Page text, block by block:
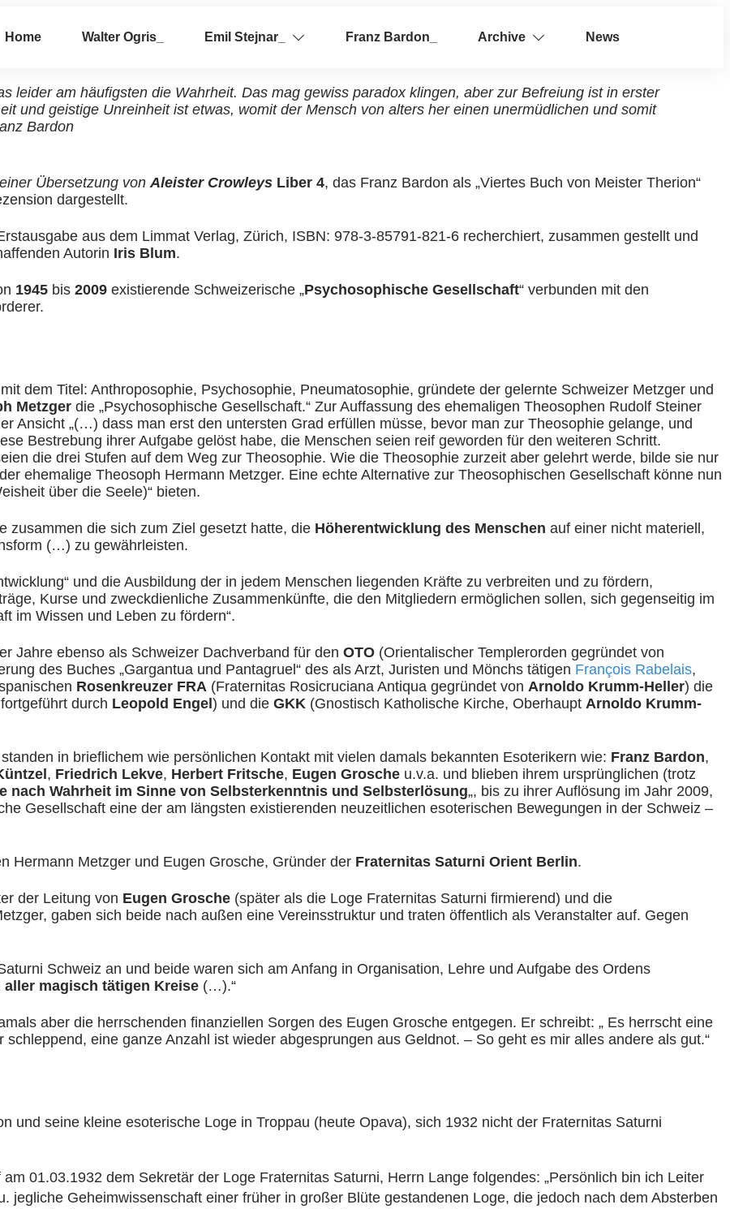
Home Walter Ogris_ Emil Stejnar_ Franz Bardon_ Archive News
leider am häufigsten die Wahrheit. Das mag gewiss paradox klingen, aber zur Befreiung ist in erster
und geistige Unreinheit ist etwas, womit der Mensch von alters her einen unermüdlichen und somit
Bardon
Übersetzung vonAleister Crowleys Liber 4, das Franz Bardon als „Viertes Buch von Meister Therion“
dargestellt.
aus dem Limmat Verlag, Zürich, ISBN: 978-3-85791-821-6 recherchiert, zusammen gestellt und
Autorin Iris Blum.
1945 bis 2009 existierende Schweizerische „Psychosophische Gesellschaft“ verbunden mit den
mit dem Titel: Anthroposophie, Psychosophie, Pneumatosophie, gründete der gelernte Schweizer Metzger und
Metzger die „Psychosophische Gesellschaft.“ Zur Auffassung des ehemaligen Theosophen Rudolf Steiner
Ansicht „(…) dass man erst den untersten Grad erfüllen müsse, bevor man zur Theosophie gelange, und
Bestrebung ihrer Aufgabe gelöst habe, die Menschen seien reif geworden für den weiteren Schritt.
die drei Stufen auf dem Weg zur Theosophie. Wie die Theosophie zurzeit aber gelehrt werde, bilde sie nur
ehemalige Theosoph Hermann Metzger. Eine echte Alternative zur Theosophischen Gesellschaft könne nun
über die Seele)“ bieten.
zusammen die sich zum Ziel gesetzt hatte, die Höherentwicklung des Menschen auf einer nicht materiell,
(…) zu gewährleisten.
und die Ausbildung der in jedem Menschen liegenden Kräfte zu verbreiten und zu fördern,
Kurse und zweckdienliche Zusammenkünfte, die den Mitgliedern ermöglichen sollen, sich gegenseitig im
im Wissen und Leben zu fördern“.
Jahre ebenso als Schweizer Dachverband für den OTO (Orientalischer Templerorden gegründet von
des Buches „Gargantua und Pantagruel“ des als Arzt, Juristen und Mönchs tätigen François Rabelais,
Rosenkreuzer FRA (Fraternitas Rosicruciana Antiqua gegründet von Arnoldo Krumm-Heller) die
durch Leopold Engel ) und die GKK (Gnostisch Katholische Kirche, Oberhaupt Arnoldo Krumm-
in brieflichem wie persönlichen Kontakt mit vielen damals bekannten Esoterikern wie: Franz Bardon,
, Friedrich Lekve, Herbert Fritsche, Eugen Grosche u.v.a. und blieben ihrem ursprünglichen (trotz
nach Wahrheit im Sinne von Selbsterkenntnis und Selbsterlösung„, bis zu ihrer Auflösung im Jahr 2009,
Gesellschaft eine der am längsten existierenden neuzeitlichen esoterischen Bewegungen in der Schweiz –
Hermann Metzger und Eugen Grosche, Gründer der Fraternitas Saturni Orient Berlin.
der Leitung von Eugen Grosche (später als die Loge Fraternitas Saturni firmierend) und die
gaben sich beide nach außen eine Vereinsstruktur und traten öffentlich als Veranstalter auf. Gegen
Schweiz an und beide waren sich am Anfang in Organisation, Lehre und Aufgabe des Ordens
magisch tätigen Kreise (…).“
aber die herrschenden finanziellen Sorgen des Eugen Grosche entgegen. Er schreibt: „ Es herrscht eine
eine ganze Anzahl ist wieder abgesprungen aus Geldnot. – So geht es mir alles andere als gut.“
und seine kleine esoterische Loge in Troppau (heute Opava), sich 1932 nicht der Fraternitas Saturni
01.03.1932 dem Sekretär der Loge Fraternitas Saturni, Herrn Lange folgendes: „Persönlich bin ich Leiter
jegliche Geheimwissenschaft einer früher in großer Blüte gestandenen Loge, die jedoch nach dem Absterben